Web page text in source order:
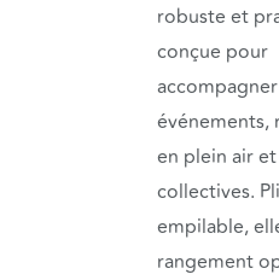
robuste et
conçue pour
événements,
en plein air
collectives.
empilable,
rangement